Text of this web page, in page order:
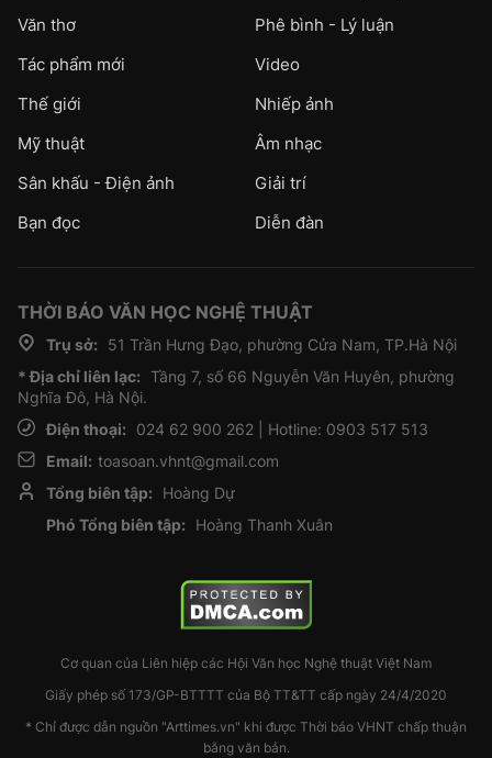
Văn thơ
Phê bình - Lý luận
Tác phẩm mới
Video
Thế giới
Nhiếp ảnh
Mỹ thuật
Âm nhạc
Sân khấu - Điện ảnh
Giải trí
Bạn đọc
Diễn đàn
THỜI BÁO VĂN HỌC NGHỆ THUẬT
Trụ sở:
51 Trần Hưng Đạo, phường Cửa Nam, TP.Hà Nội
* Địa chỉ liên lạc: Tầng 7, số 66 Nguyễn Văn Huyên, phường
Nghĩa Đô, Hà Nội.
Điện thoại:
024 62 900 262 | Hotline: 0903 517 513
Email: toasoan.vhnt@gmail.com
Tổng biên tập:
Hoàng Dự
Phó Tổng biên tập:
Hoàng Thanh Xuân
Cơ quan của Liên hiệp các Hội Văn học Nghệ thuật Việt Nam
Giấy phép số 173/GP-BTTTT của Bộ TT&TT cấp ngày 24/4/2020
* Chỉ được dẫn nguồn "Arttimes.vn" khi được Thời báo VHNT chấp thuận
bằng văn bản.